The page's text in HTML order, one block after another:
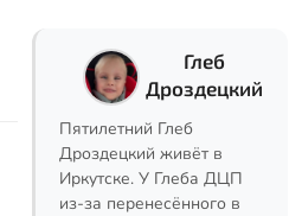
Глеб
Дроздецкий
Пятилетний Глеб
Дроздецкий живёт в
Иркутске. У Глеба ДЦП
из-за перенесённого в